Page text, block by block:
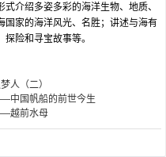
式介绍多姿多彩的海洋生物、地质、
国家的海洋风光、名胜；讲述与海有
探险和寻宝故事等。
人（二）
中国帆船的前世今生
越前水母